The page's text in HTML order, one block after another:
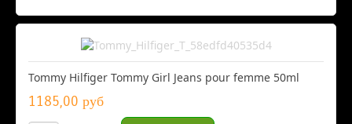
Tommy Hilfiger Tommy Girl Jeans pour femme 50ml
1185,00 руб